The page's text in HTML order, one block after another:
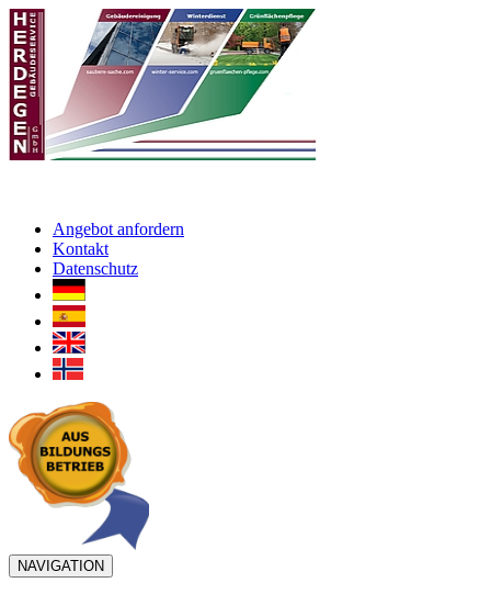
Angebot anfordern
Kontakt
Datenschutz
NAVIGATION